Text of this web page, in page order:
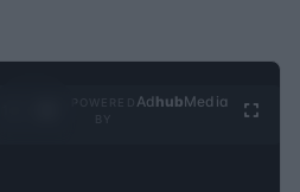
Ad hubMedia